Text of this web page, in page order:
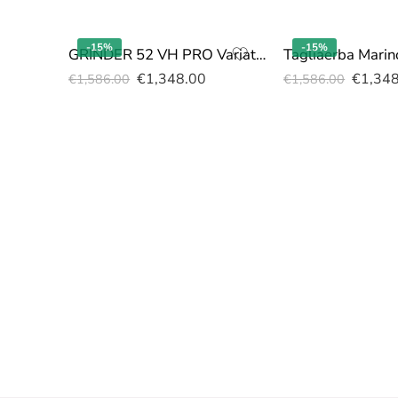
-15% GRINDER 52 VH PRO Variatore Honda GXV160
€1,586.00 €1,348.00
-15%
€1,586.00 €